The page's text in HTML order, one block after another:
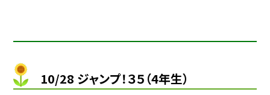
10/28 ジャンプ！３５（4年生）